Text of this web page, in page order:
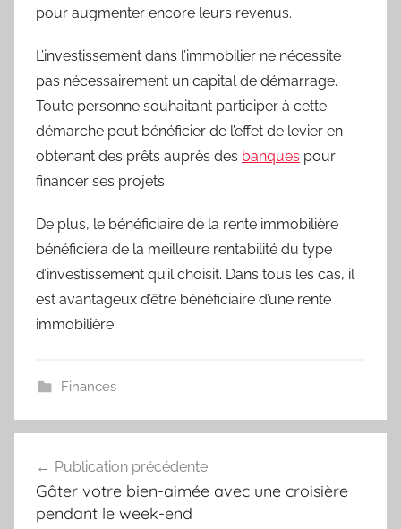
pour augmenter encore leurs revenus.
L’investissement dans l’immobilier ne nécessite
pas nécessairement un capital de démarrage.
Toute personne souhaitant participer à cette
démarche peut bénéficier de l’effet de levier en
obtenant des prêts auprès des banques pour
financer ses projets.
De plus, le bénéficiaire de la rente immobilière
bénéficiera de la meilleure rentabilité du type
d’investissement qu’il choisit. Dans tous les cas, il
est avantageux d’être bénéficiaire d’une rente
immobilière.
Finances
de
l’article
Publication précédente
Gâter votre bien-aimée avec une croisière
pendant le week-end